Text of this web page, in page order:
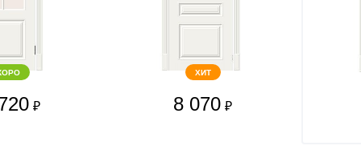
₽
ХИТ
8 070 ₽